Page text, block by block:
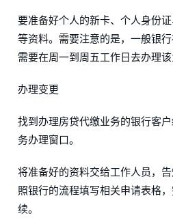
要准备好个人的新卡、个人身份
等资料。需要注意的是，一般银行
需要在周一到周五工作日去办理该
办理变更
找到办理房贷代缴业务的银行客
务办理窗口。
将准备好的资料交给工作人员，
照银行的流程填写相关申请表格
续。